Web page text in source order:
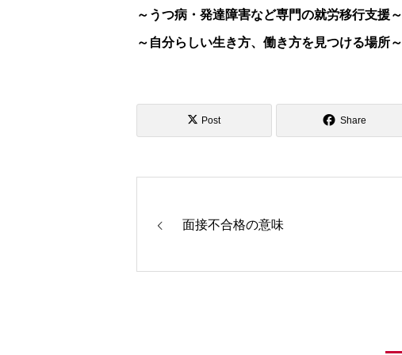
～うつ病・発達障害など専門の就労移行支援～
～自分らしい生き方、働き方を見つける場所～
Post Share
面接不合格の意味